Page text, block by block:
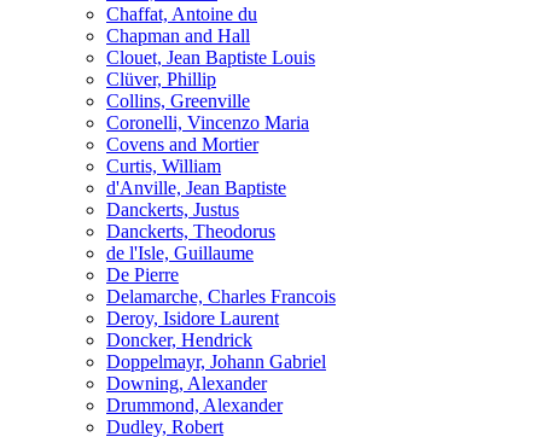
Chaffat, Antoine du
Chapman and Hall
Clouet, Jean Baptiste Louis
Clüver, Phillip
Collins, Greenville
Coronelli, Vincenzo Maria
Covens and Mortier
Curtis, William
d'Anville, Jean Baptiste
Danckerts, Justus
Danckerts, Theodorus
de l'Isle, Guillaume
De Pierre
Delamarche, Charles Francois
Deroy, Isidore Laurent
Doncker, Hendrick
Doppelmayr, Johann Gabriel
Downing, Alexander
Drummond, Alexander
Dudley, Robert